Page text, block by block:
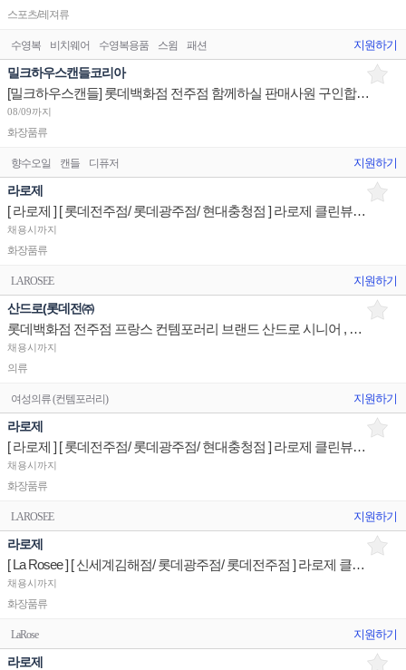
스포츠/레져류
수영복 비치웨어 수영복용품 스윔 패션 지원하기
밀크하우스캔들코리아
[밀크하우스캔들] 롯데백화점 전주점 함께하실 판매사원 구인합니다.
08/09까지
화장품류
향수오일 캔들 디퓨저 지원하기
라로제
[ 라로제 ] [ 롯데전주점/ 롯데광주점/ 현대충청점 ] 라로제 클린뷰티 세일즈서포트 매장판매사원1
채용시까지
화장품류
LAROSEE 지원하기
산드로(롯데전㈜
롯데백화점 전주점 프랑스 컨템포러리 브랜드 산드로 시니어 , 장기알바 구합니
채용시까지
의류
여성의류 (컨템포러리) 지원하기
라로제
[ 라로제 ] [ 롯데전주점/ 롯데광주점/ 현대충청점 ] 라로제 클린뷰티 세일즈스탭 매장판매사원
채용시까지
화장품류
LAROSEE 지원하기
라로제
[ La Rosee ] [ 신세계김해점/ 롯데광주점/ 롯데전주점 ] 라로제 클린뷰티 세일즈스탭 판매전문직원
채용시까지
화장품류
LaRose 지원하기
라로제